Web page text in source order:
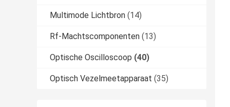
Multimode Lichtbron (14)
Rf-Machtscomponenten (13)
Optische Oscilloscoop (40)
Optisch Vezelmeetapparaat (35)